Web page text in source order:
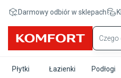
Darmowy odbiór w sklepach
Płytki Łazienki Podłogi